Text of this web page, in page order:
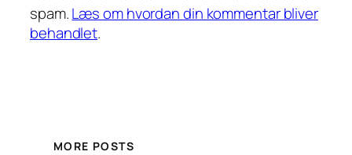
spam.Læs om hvordan din kommentar bliver
behandlet.
MORE POSTS